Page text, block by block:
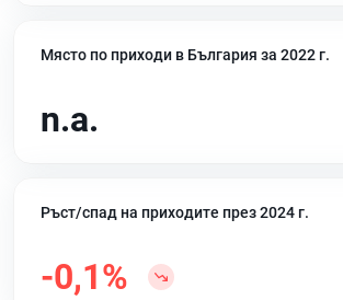
Място по приходи в България за 2022 г.
n.a.
Ръст/спад на приходите през 2024 г.
-0,1%